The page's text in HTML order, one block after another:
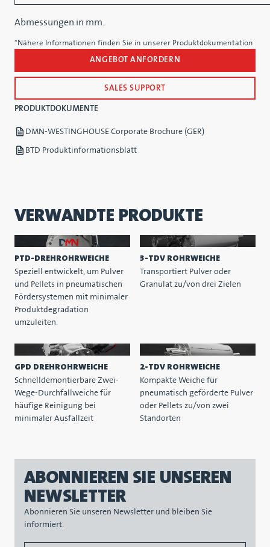
Abmessungen in mm.
*Nähere Informationen finden Sie in unserer Produktdokumentation
ANGEBOT ANFORDERN
SALES SUPPORT
PRODUKTDOKUMENTE
DMN-WESTINGHOUSE Corporate Brochure (GER)
BTD Produktinformationsblatt
VERWANDTE PRODUKTE
PTD-DREHROHRWEICHE
Speziell entwickelt, um Pulver
und Pellets in pneumatischen
Fördersystemen mit minimaler
Produktdegradation
umzuleiten.
3-TDV ROHRWEICHE
Transportiert Pulver oder
Granulat zu/von drei Zielen
GPD DREHROHRWEICHE
Schnelldemontierbare Zwei-
Wege-Durchfallweiche für
häufige Reinigung bei
minimaler Ausfallzeit
2-TDV ROHRWEICHE
Kompakte Weiche für
pneumatisch geförderte Pulver
oder Pellets zu/von zwei
Standorten
ABONNIEREN SIE UNSEREN
NEWSLETTER
Abonnieren Sie unseren Newsletter und bleiben Sie
informiert.